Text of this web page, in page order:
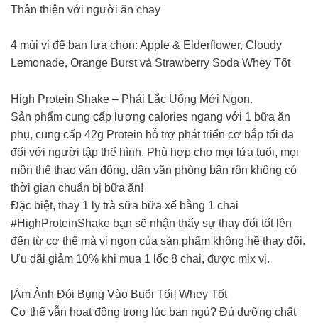
Thân thiện với người ăn chay⁣
4 mùi vị để bạn lựa chọn: Apple & Elderflower, Cloudy
Lemonade, Orange Burst và Strawberry Soda Whey Tốt
High Protein Shake – Phải Lắc Uống Mới Ngon.
Sản phẩm cung cấp lượng calories ngang với 1 bữa ăn
phụ, cung cấp 42g Protein hỗ trợ phát triển cơ bắp tối đa
đối với người tập thể hình. Phù hợp cho mọi lứa tuổi, mọi
môn thể thao vận động, dân văn phòng bận rộn không có
thời gian chuẩn bị bữa ăn!
Đặc biệt, thay 1 ly trà sữa bữa xế bằng 1 chai
#HighProteinShake bạn sẽ nhận thấy sự thay đổi tốt lên
đến từ cơ thể mà vị ngon của sản phẩm không hề thay đổi.
Ưu dãi giảm 10% khi mua 1 lốc 8 chai, được mix vị.
[Ám Ảnh Đói Bụng Vào Buổi Tối] Whey Tốt
Cơ thể vẫn hoạt động trong lúc bạn ngủ? Đủ dưỡng chất